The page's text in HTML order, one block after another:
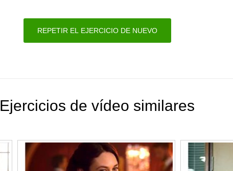
REPETIR EL EJERCICIO DE NUEVO
Ejercicios de vídeo similares